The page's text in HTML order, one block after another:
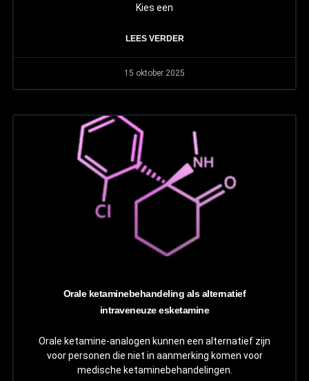
Kies een
LEES VERDER
15 oktober 2025
Orale ketaminebehandeling als alternatief
intraveneuze esketamine
Orale ketamine-analogen kunnen een alternatief zijn
voor personen die niet in aanmerking komen voor
medische ketaminebehandelingen.